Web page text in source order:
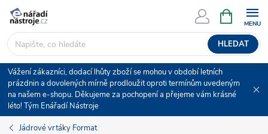
Přejít
obsah
HLEDAT
NÁKUPNÍ
KOŠÍK
Vážení zákazníci, dodací lhůty zboží se mohou v období letních
prázdnin a dovolených mírně prodloužit oproti termínům uvedeným
na našem e-shopu. Děkujeme za pochopení a přejeme vám krásné
léto! Tým Enářadí Nástroje
Jádrové vrtáky Format